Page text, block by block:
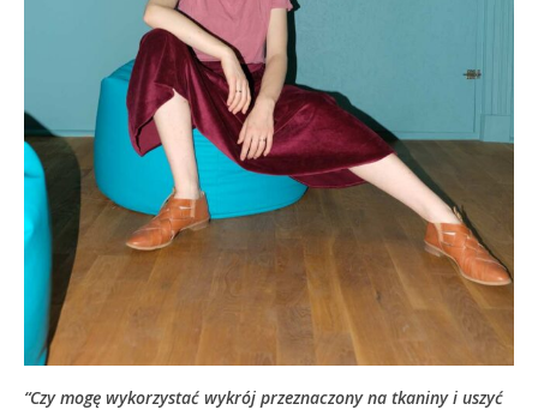
“Czy mogę wykorzystać wykrój przeznaczony na tkaniny i uszyć